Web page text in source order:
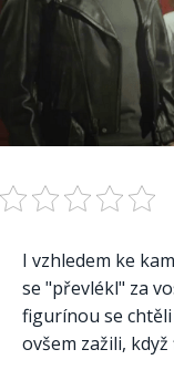
I vzhledem ke
se "převlékl" za
figurínou se
ovšem zažili,